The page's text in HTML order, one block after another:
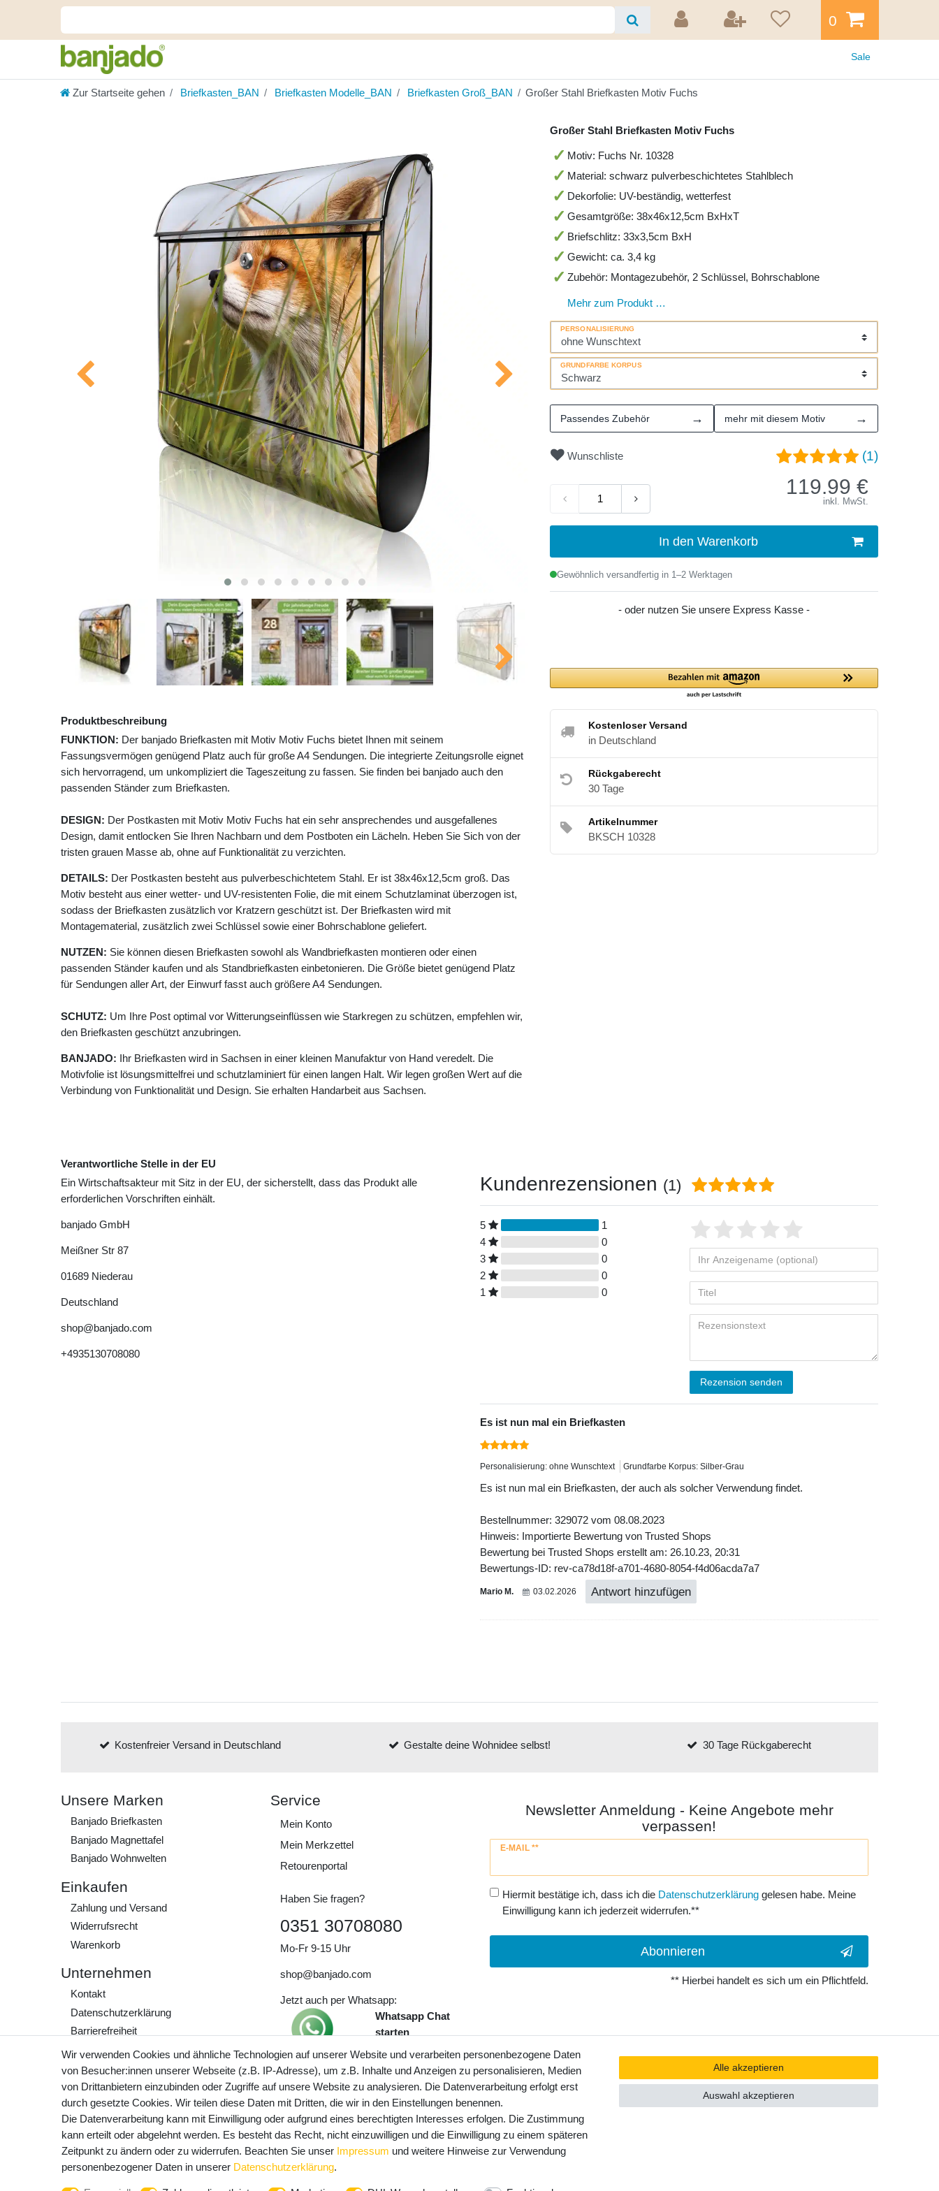
0
Sale
Zur Startseite gehen Briefkasten_BAN Briefkasten Modelle_BAN Briefkasten Groß_BAN Großer Stahl Briefkasten Motiv Fuchs
Produktbeschreibung
FUNKTION: Der banjado Briefkasten mit Motiv Motiv Fuchs bietet Ihnen mit seinem
Fassungsvermögen genügend Platz auch für große A4 Sendungen. Die integrierte Zeitungsrolle eignet
sich hervorragend, um unkompliziert die Tageszeitung zu fassen. Sie finden bei banjado auch den
passenden Ständer zum Briefkasten.
DESIGN: Der Postkasten mit Motiv Motiv Fuchs hat ein sehr ansprechendes und ausgefallenes
Design, damit entlocken Sie Ihren Nachbarn und dem Postboten ein Lächeln. Heben Sie Sich von der
tristen grauen Masse ab, ohne auf Funktionalität zu verzichten.
DETAILS: Der Postkasten besteht aus pulverbeschichtetem Stahl. Er ist 38x46x12,5cm groß. Das
Motiv besteht aus einer wetter- und UV-resistenten Folie, die mit einem Schutzlaminat überzogen ist,
sodass der Briefkasten zusätzlich vor Kratzern geschützt ist. Der Briefkasten wird mit
Montagematerial, zusätzlich zwei Schlüssel sowie einer Bohrschablone geliefert.
NUTZEN: Sie können diesen Briefkasten sowohl als Wandbriefkasten montieren oder einen
passenden Ständer kaufen und als Standbriefkasten einbetonieren. Die Größe bietet genügend Platz
für Sendungen aller Art, der Einwurf fasst auch größere A4 Sendungen.
SCHUTZ: Um Ihre Post optimal vor Witterungseinflüssen wie Starkregen zu schützen, empfehlen wir,
den Briefkasten geschützt anzubringen.
BANJADO: Ihr Briefkasten wird in Sachsen in einer kleinen Manufaktur von Hand veredelt. Die
Motivfolie ist lösungsmittelfrei und schutzlaminiert für einen langen Halt. Wir legen großen Wert auf die
Verbindung von Funktionalität und Design. Sie erhalten Handarbeit aus Sachsen.
Großer Stahl Briefkasten Motiv Fuchs
Motiv: Fuchs Nr. 10328
Material: schwarz pulverbeschichtetes Stahlblech
Dekorfolie: UV-beständig, wetterfest
Gesamtgröße: 38x46x12,5cm BxHxT
Briefschlitz: 33x3,5cm BxH
Gewicht: ca. 3,4 kg
Zubehör: Montagezubehör, 2 Schlüssel, Bohrschablone
Mehr zum Produkt …
PERSONALISIERUNG
GRUNDFARBE KORPUS
Passendes Zubehör → mehr mit diesem Motiv →
Wunschliste (1)
119.99 €
inkl. MwSt.
In den Warenkorb
Gewöhnlich versandfertig in 1–2 Werktagen
- oder nutzen Sie unsere Express Kasse -
Kostenloser Versand
in Deutschland
Rückgaberecht
30 Tage
Artikelnummer
BKSCH 10328
Verantwortliche Stelle in der EU
Ein Wirtschaftsakteur mit Sitz in der EU, der sicherstellt, dass das Produkt alle
erforderlichen Vorschriften einhält.
banjado GmbH
Meißner Str 87
01689 Niederau
Deutschland
shop@banjado.com
+4935130708080
Kundenrezensionen (1)
5
1
4
0
3
0
2
0
1
0
Rezension senden
Es ist nun mal ein Briefkasten
Personalisierung: ohne Wunschtext Grundfarbe Korpus: Silber-Grau
Es ist nun mal ein Briefkasten, der auch als solcher Verwendung findet.
Bestellnummer: 329072 vom 08.08.2023
Hinweis: Importierte Bewertung von Trusted Shops
Bewertung bei Trusted Shops erstellt am: 26.10.23, 20:31
Bewertungs-ID: rev-ca78d18f-a701-4680-8054-f4d06acda7a7
Mario M. 03.02.2026 Antwort hinzufügen
Kostenfreier Versand in Deutschland Gestalte deine Wohnidee selbst! 30 Tage Rückgaberecht
Unsere Marken
Banjado Briefkasten
Banjado Magnettafel
Banjado Wohnwelten
Einkaufen
Zahlung und Versand
Widerrufs­recht
Warenkorb
Unternehmen
Kontakt
Daten­schutz­erklärung
Barrierefreiheit
AGB
Impressum
Werde Teil unserer
Community
Service
Mein Konto
Mein Merkzettel
Retourenportal
Haben Sie fragen?
0351 30708080
Mo-Fr 9-15 Uhr
shop@banjado.com
Jetzt auch per Whatsapp:
Whatsapp Chat
starten
Preisangaben inkl. gesetzl. MwSt. und
zzgl. Service- und Versandkosten
Newsletter Anmeldung - Keine Angebote mehr
verpassen!
E-MAIL **
Newsletter
Hiermit bestätige ich, dass ich die Daten­schutz­erklärunggelesen habe. Meine
Einwilligung kann ich jederzeit widerrufen.**
Abonnieren
** Hierbei handelt es sich um ein Pflichtfeld.
Wir verwenden Cookies und ähnliche Technologien auf unserer Website und verarbeiten personenbezogene Daten
von Besucher:innen unserer Webseite (z.B. IP-Adresse), um z.B. Inhalte und Anzeigen zu personalisieren, Medien
von Drittanbietern einzubinden oder Zugriffe auf unsere Website zu analysieren. Die Datenverarbeitung erfolgt erst
durch gesetzte Cookies. Wir teilen diese Daten mit Dritten, die wir in den Einstellungen benennen.
Die Datenverarbeitung kann mit Einwilligung oder aufgrund eines berechtigten Interesses erfolgen. Die Zustimmung
kann erteilt oder abgelehnt werden. Es besteht das Recht, nicht einzuwilligen und die Einwilligung zu einem späteren
Zeitpunkt zu ändern oder zu widerrufen. Beachten Sie unser Impressum und weitere Hinweise zur Verwendung
personenbezogener Daten in unserer Daten­schutz­erklärung.
Alle akzeptieren
Auswahl akzeptieren